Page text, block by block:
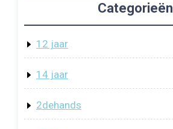
Categorieën
12 jaar
14 jaar
2dehands